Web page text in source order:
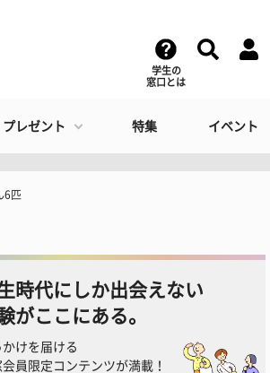
学生の
窓口とは
レゼント 特集 イベント
6匹
時代にしか出会えない
がここにある。
かけを届ける
員限定コンテンツが満載！